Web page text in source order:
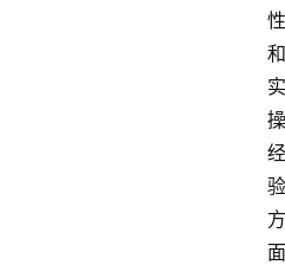
性
和
实
操
经
验
方
面